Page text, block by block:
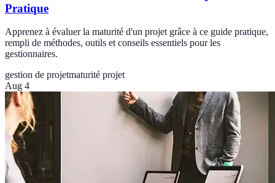
Pratique
Apprenez à évaluer la maturité d'un projet grâce à ce guide pratique,
rempli de méthodes, outils et conseils essentiels pour les
gestionnaires.
gestion de projetmaturité projet
Aug 4